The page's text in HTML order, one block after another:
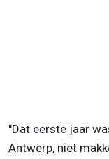
"Dat eerste jaar
Antwerp, niet